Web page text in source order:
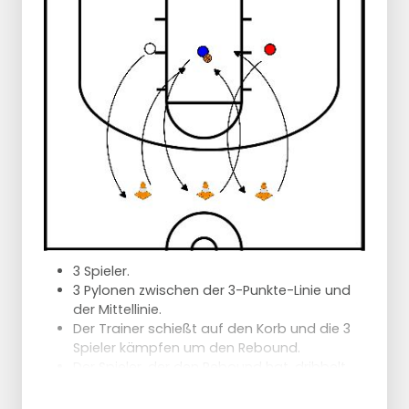
zueinander (springen und tippen wie bei
anderen Reihe an
Auf Signal des Trainers läuft die
Mannschaft, die in diesem Moment den Ball
hat, einen schnellen Angriff auf den
anderen Korb
Das andere Team verteidigt
Bei ungerader Anzahl greift das größere
Team immer an und es entsteht
automatisch eine Überzahlsituation
3 Spieler.
3 Pylonen zwischen der 3-Punkte-Linie und
der Mittellinie.
Der Trainer schießt auf den Korb und die 3
Spieler kämpfen um den Rebound.